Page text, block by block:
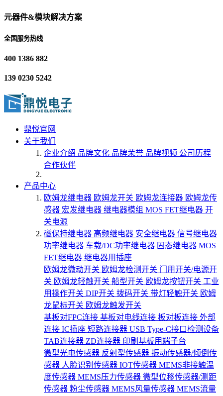
元器件&模块解决方案
全国服务热线
400 1386 882
139 0230 5242
鼎悦官网
关于我们
企业介绍 品牌文化 品牌荣誉 品牌视频 公司历程
合作伙伴
产品中心
欧姆龙继电器 欧姆龙开关 欧姆龙连接器 欧姆龙传
感器 宏发继电器 继电器模组 MOS FET继电器 开
关电源
磁保持继电器 高频继电器 安全继电器 信号继电器
功率继电器 车载/DC功率继电器 固态继电器 MOS
FET继电器 继电器用插座
欧姆龙微动开关 欧姆龙检测开关 门用开关/电源开
关 欧姆龙轻触开关 船型开关 欧姆龙按钮开关 工业
用操作开关 DIP开关 拨码开关 带灯轻触开关 欧姆
龙鼠标开关 欧姆龙触发开关
基板对FPC连接 基板对电线连接 板对板连接 外部
连接 IC插座 短路连接器 USB Type-C接口检测设备
TAB连接器 ZD连接器 印刷基板用端子台
微型光电传感器 反射型传感器 振动传感器/倾倒传
感器 人脸识别传感器 IOT传感器 MEMS非接触温
度传感器 MEMS压力传感器 微型位移传感器/测距
传感器 粉尘传感器 MEMS风量传感器 MEMS流量